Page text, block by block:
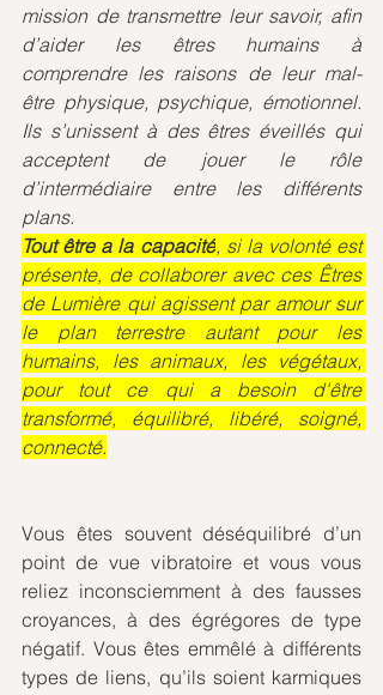
mission de transmettre leur savoir, afin
d’aider les êtres humains à
comprendre les raisons de leur mal-
être physique, psychique, émotionnel.
Ils s’unissent à des êtres éveillés qui
acceptent de jouer le rôle
d’intermédiaire entre les différents
plans.
Tout être a la capacité, si la volonté est
présente, de collaborer avec ces Êtres
de Lumière qui agissent par amour sur
le plan terrestre autant pour les
humains, les animaux, les végétaux,
pour tout ce qui a besoin d'être
transformé, équilibré, libéré, soigné,
connecté.
Vous êtes souvent déséquilibré d’un
point de vue vibratoire et vous vous
reliez inconsciemment à des fausses
croyances, à des égrégores de type
négatif. Vous êtes emmêlé à différents
types de liens, qu’ils soient karmiques